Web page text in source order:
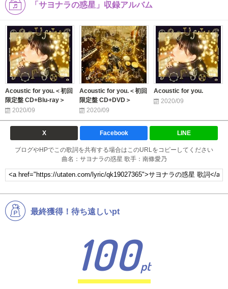
「サヨナラの惑星」収録アルバム
Acoustic for you.＜初回
限定盤 CD+Blu-ray＞
2020/09
Acoustic for you.＜初回
限定盤 CD+DVD＞
2020/09
Acoustic for you.
2020/09
X Facebook LINE
ブログやHPでこの歌詞を共有する場合はこのURLをコピーしてください
曲名：サヨナラの惑星 歌手：南條愛乃
最終獲得！待ち遠しいpt
100pt